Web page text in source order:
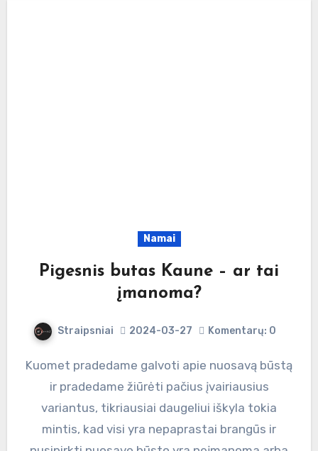
Namai
Pigesnis butas Kaune – ar tai
įmanoma?
Straipsniai 2024-03-27 Komentarų: 0
Kuomet pradedame galvoti apie nuosavą būstą
ir pradedame žiūrėti pačius įvairiausius
variantus, tikriausiai daugeliui iškyla tokia
mintis, kad visi yra nepaprastai brangūs ir